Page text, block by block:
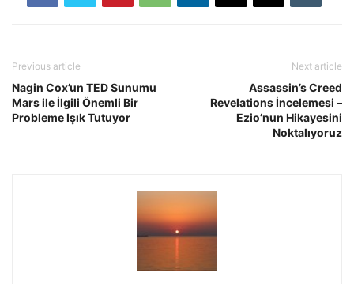
Previous article
Nagin Cox’un TED Sunumu
Mars ile İlgili Önemli Bir
Probleme Işık Tutuyor
Next article
Assassin’s Creed
Revelations İncelemesi –
Ezio’nun Hikayesini
Noktalıyoruz